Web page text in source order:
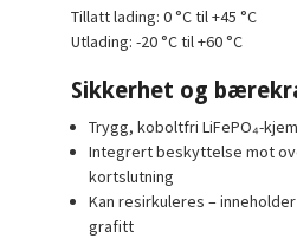
Tillatt lading:0 °C til +45 °C
Utlading:-20 °C til +60 °C
Sikkerhet og
Trygg, koboltfri LiFePO₄-
Integrert beskyttelse mot
kortslutning
Kan resirkuleres –
grafitt